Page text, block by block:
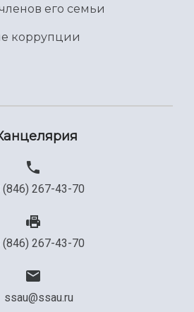
его семьи
коррупции
(846) 267-43-70
(846) 267-43-70
ssau@ssau.ru